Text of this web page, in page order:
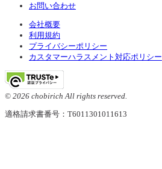
お問い合わせ
会社概要
利用規約
プライバシーポリシー
カスタマーハラスメント対応ポリシー
© 2026 chobirich All rights reserved.
適格請求書番号：T6011301011613